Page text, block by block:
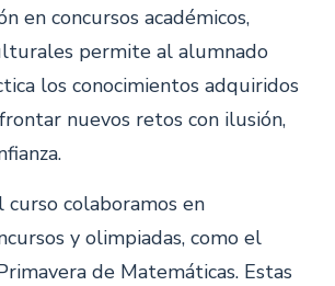
en concursos académicos,
permite al alumnado
los conocimientos adquiridos
nuevos retos con ilusión,
colaboramos en
y olimpiadas, como el
de Matemáticas. Estas